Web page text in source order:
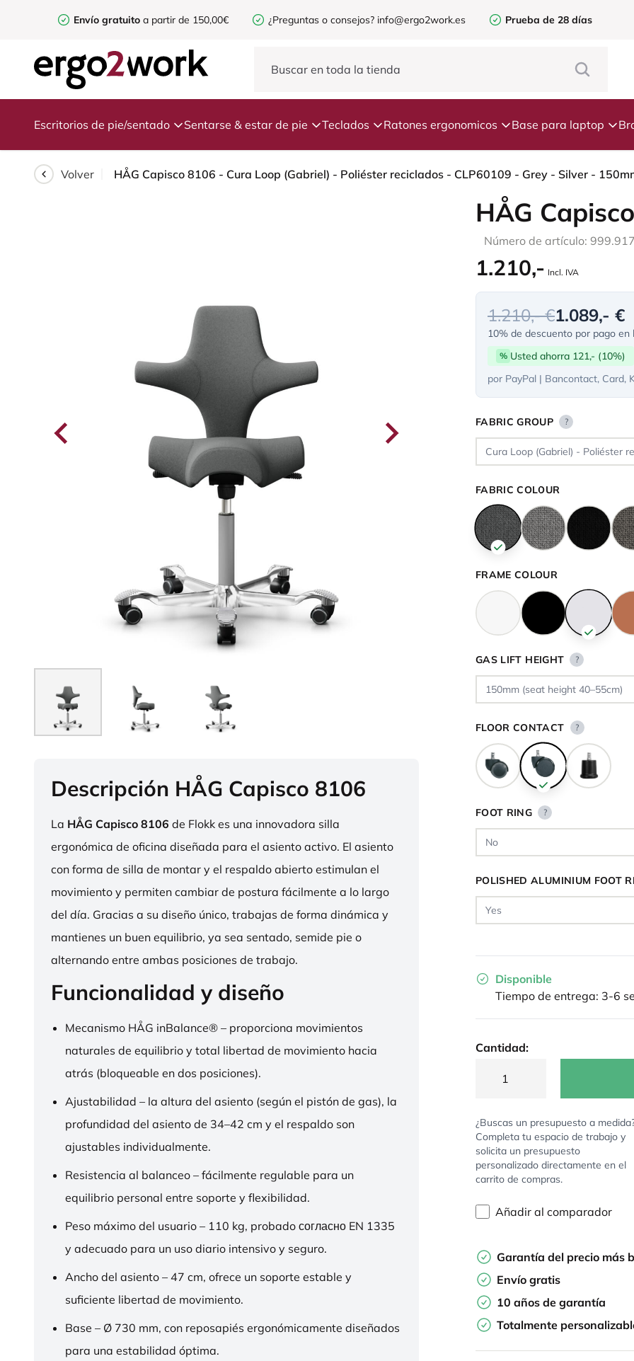
Envío gratuito a partir de 150,00€ ¿Preguntas o consejos? info@ergo2work.es Prueba de 28 días
Escritorios de pie/sentado Sentarse & estar de pie Teclados Ratones ergonomicos Base para laptop
Volver HÅG Capisco 8106 - Cura Loop (Gabriel) - Poliéster reciclados - CLP60109 - Grey - Silver -
Descripción HÅG Capisco 8106
La HÅG Capisco 8106 de Flokk es una innovadora silla
ergonómica de oficina diseñada para el asiento activo. El asiento
con forma de silla de montar y el respaldo abierto estimulan el
movimiento y permiten cambiar de postura fácilmente a lo largo
del día. Gracias a su diseño único, trabajas de forma dinámica y
mantienes un buen equilibrio, ya sea sentado, semide pie o
alternando entre ambas posiciones de trabajo.
Funcionalidad y diseño
Mecanismo HÅG inBalance® – proporciona movimientos
naturales de equilibrio y total libertad de movimiento hacia
atrás (bloqueable en dos posiciones).
Ajustabilidad – la altura del asiento (según el pistón de gas), la
profundidad del asiento de 34–42 cm y el respaldo son
ajustables individualmente.
Resistencia al balanceo – fácilmente regulable para un
equilibrio personal entre soporte y flexibilidad.
Peso máximo del usuario – 110 kg, probado согласно EN 1335
y adecuado para un uso diario intensivo y seguro.
Ancho del asiento – 47 cm, ofrece un soporte estable y
suficiente libertad de movimiento.
Base – Ø 730 mm, con reposapiés ergonómicamente diseñados
para una estabilidad óptima.
HÅG
Número de artículo:
1.210,- Incl. IVA
1.210,- €1.089,- €
10% de descuento por pago en
% Usted ahorra 121,- (10%)
por PayPal | Bancontact, Card,
FABRIC GROUP ?
FABRIC COLOUR
FRAME COLOUR
GAS LIFT HEIGHT ?
FLOOR CONTACT ?
FOOT RING ?
POLISHED ALUMINIUM FOOT
Disponible
Tiempo de entrega: 3-6
Cantidad:
¿Buscas un presupuesto a
Completa tu espacio de trabajo y
solicita un presupuesto
personalizado directamente en el
carrito de compras.
Añadir al comparador
Garantía del precio más
Envío gratis
10 años de garantía
Totalmente